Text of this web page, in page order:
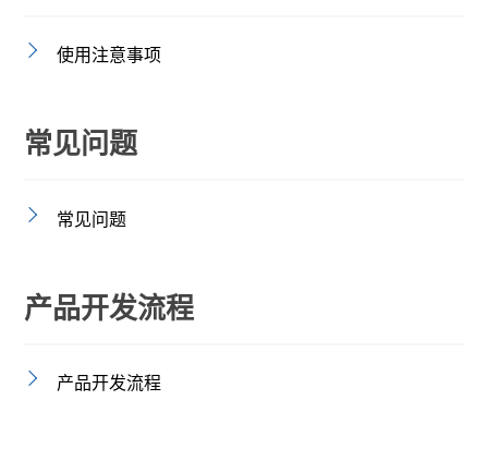
使用注意事项
常见问题
常见问题
产品开发流程
产品开发流程